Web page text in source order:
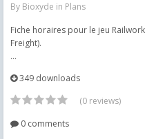
By Bioxyde in Plans
Fiche horaires pour le jeu
Freight).
...
349 downloads
(0 reviews)
0 comments